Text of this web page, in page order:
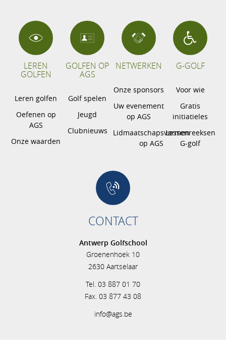
LEREN
GOLFEN
Leren golfen
Oefenen op
AGS
Onze waarden
GOLFEN OP
AGS
Golf spelen
Jeugd
Clubnieuws
NETWERKEN
Onze sponsors
Uw evenement
op AGS
Lidmaatschapsvormen
op AGS
G-GOLF
Voor wie
Gratis
initiatieles
Lessenreeksen
G-golf
CONTACT
Antwerp Golfschool
Groenenhoek 10
2630 Aartselaar
Tel. 03 887 01 70
Fax. 03 877 43 08
info@ags.be